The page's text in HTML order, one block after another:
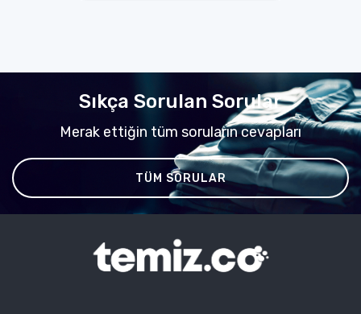
Sıkça Sorulan Sorular
Merak ettiğin tüm soruların cevapları
TÜM SORULAR